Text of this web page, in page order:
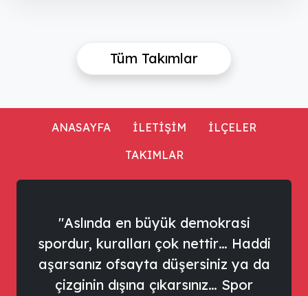
Tüm Takımlar
ANASAYFA İLETİŞİM
İLÇELER
TAKIMLAR
"Aslında en büyük demokrasi
spordur, kuralları çok nettir… Haddi
aşarsanız ofsayta düşersiniz ya da
çizginin dışına çıkarsınız… Spor